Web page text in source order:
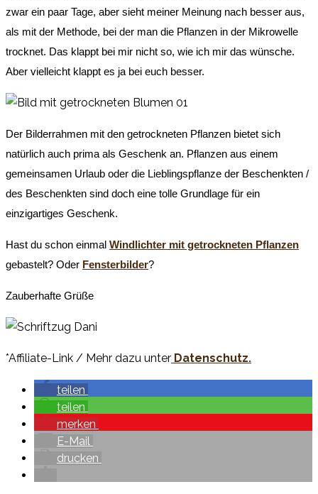
zwar ein paar Tage, aber sieht meiner Meinung nach besser aus,
als mit der Methode, bei der man die Pflanzen in der Mikrowelle
trocknet. Das klappt bei mir nicht so, wie ich mir das wünsche.
Aber vielleicht klappt es ja bei euch besser.
Der Bilderrahmen mit den getrockneten Pflanzen bietet sich
natürlich auch prima als Geschenk an. Pflanzen aus einem
gemeinsamen Urlaub oder die Lieblingspflanze der Beschenkten /
des Beschenkten sind doch eine tolle Grundlage für ein
einzigartiges Geschenk.
Hast du schon einmal Windlichter mit getrockneten Pflanzen
gebastelt? Oder Fensterbilder?
Zauberhafte Grüße
*Affiliate-Link / Mehr dazu unter Datenschutz.
teilen
teilen
merken
E-Mail
drucken